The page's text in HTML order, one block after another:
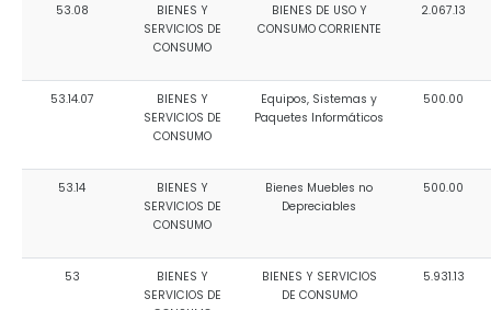
53.08
BIENES Y
SERVICIOS DE
CONSUMO
BIENES DE USO Y
CONSUMO CORRIENTE
2.067.13
53.14.07
BIENES Y
SERVICIOS DE
CONSUMO
Equipos, Sistemas y
Paquetes Informáticos
500.00
53.14
BIENES Y
SERVICIOS DE
CONSUMO
Bienes Muebles no
Depreciables
500.00
53
BIENES Y
SERVICIOS DE
BIENES Y SERVICIOS
DE CONSUMO
5.931.13